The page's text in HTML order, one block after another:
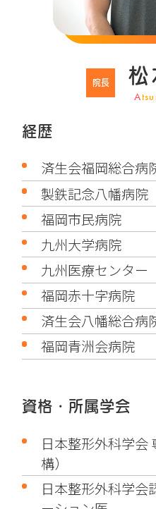
院長 松
A
経歴
済生会福岡総合病
製鉄記念八幡病院
福岡市民病院
九州大学病院
九州医療センター
福岡赤十字病院
済生会八幡総合病
福岡青洲会病院
資格・所属学会
日本整形外科学会
構）
日本整形外科学会